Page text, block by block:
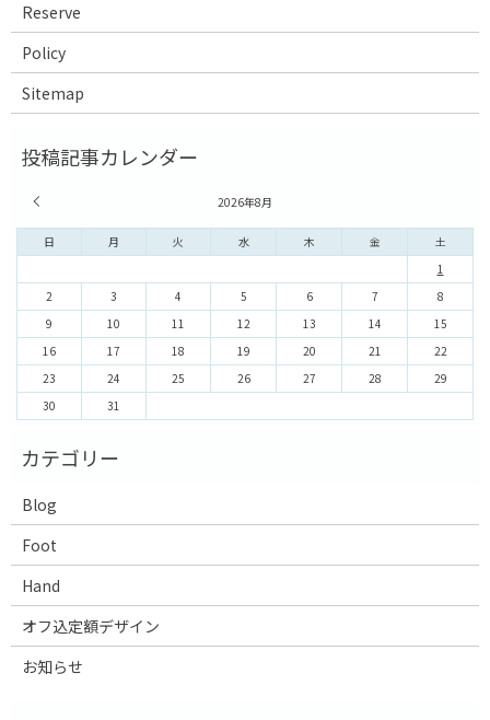
Reserve
Policy
Sitemap
2026年8月
日 月 火 水 木 金 土
1
2
3 4 5 6 7
8
9
10 11 12 13 14
15
16
17 18 19 20 21
22
23
24 25 26 27 28
29
30
31
Blog
Foot
Hand
オフ込定額デザイン
お知らせ